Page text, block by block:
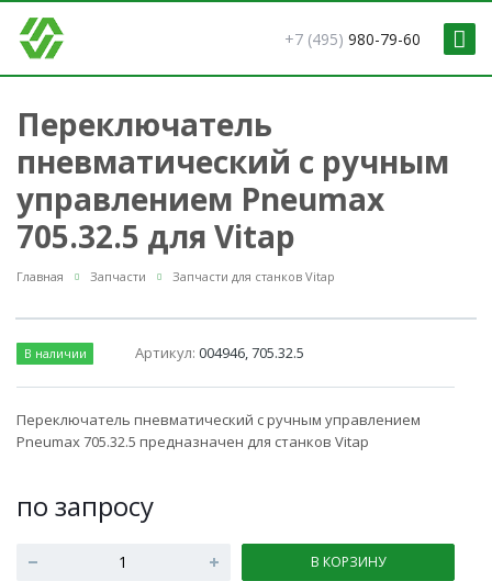
+7 (495) 980-79-60
Переключатель
пневматический с ручным
управлением Pneumax
705.32.5 для Vitap
Главная Запчасти Запчасти для станков Vitap
В наличии Артикул:004946, 705.32.5
Переключатель пневматический с ручным управлением
Pneumax 705.32.5 предназначен для станков Vitap
по запросу
В КОРЗИНУ